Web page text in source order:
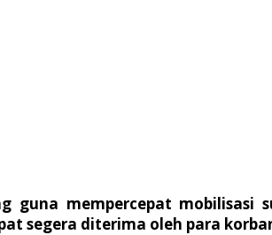
mempercepat mobilisasi
segera diterima oleh para